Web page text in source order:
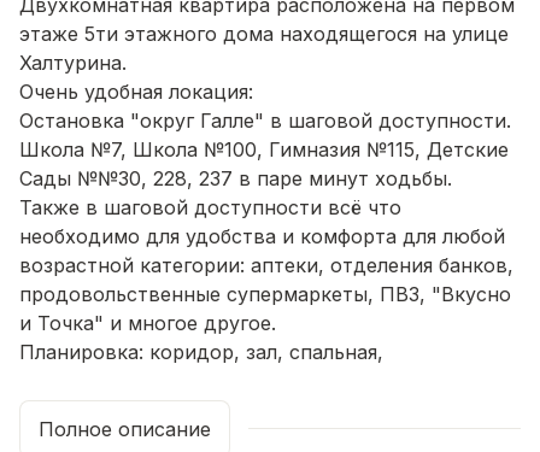
этаже 5ти этажного дома находящегося на улице
Халтурина.
Очень удобная локация:
Остановка "округ Галле" в шаговой доступности.
Школа №7, Школа №100, Гимназия №115, Детские
Сады №№30, 228, 237 в паре минут ходьбы.
Также в шаговой доступности всё что
необходимо для удобства и комфорта для любой
возрастной категории: аптеки, отделения банков,
продовольственные супермаркеты, ПВЗ, "Вкусно
и Точка" и многое другое.
Планировка: коридор, зал, спальная,
Звоните! Ответим на все интересующие Вас
вопросы!
Полное описание